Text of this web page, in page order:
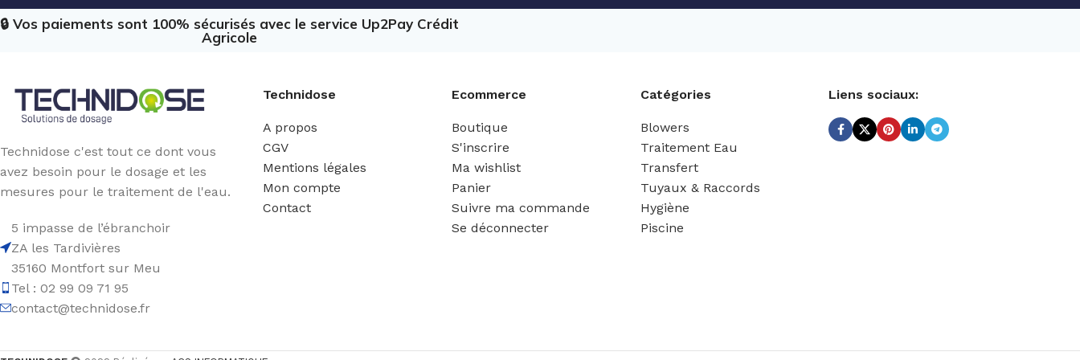
🔒 Vos paiements sont 100% sécurisés avec le service Up2Pay Crédit
Agricole
Technidose c'est tout ce dont vous
avez besoin pour le dosage et les
mesures pour le traitement de l'eau.
5 impasse de l’ébranchoir
ZA les Tardivières
35160 Montfort sur Meu
Tel : 02 99 09 71 95
contact@technidose.fr
Technidose
A propos
CGV
Mentions légales
Mon compte
Contact
Ecommerce
Boutique
S'inscrire
Ma wishlist
Panier
Suivre ma commande
Se déconnecter
Catégories
Blowers
Traitement Eau
Transfert
Tuyaux & Raccords
Hygiène
Piscine
Liens sociaux: